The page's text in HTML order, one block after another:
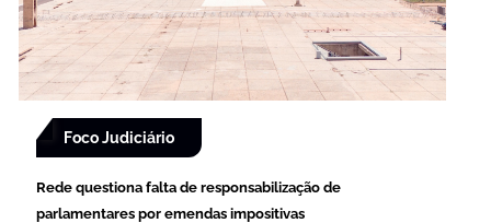
Foco Judiciário
Rede questiona falta de responsabilização de
parlamentares por emendas impositivas